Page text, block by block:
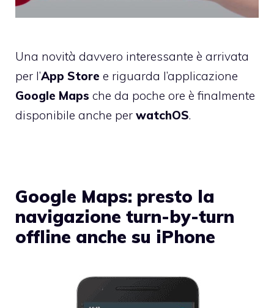
Una novità davvero interessante è arrivata
per l’App Store e riguarda l’applicazione
Google Maps che da poche ore è finalmente
disponibile anche per watchOS.
Google Maps: presto la
navigazione turn-by-turn
offline anche su iPhone